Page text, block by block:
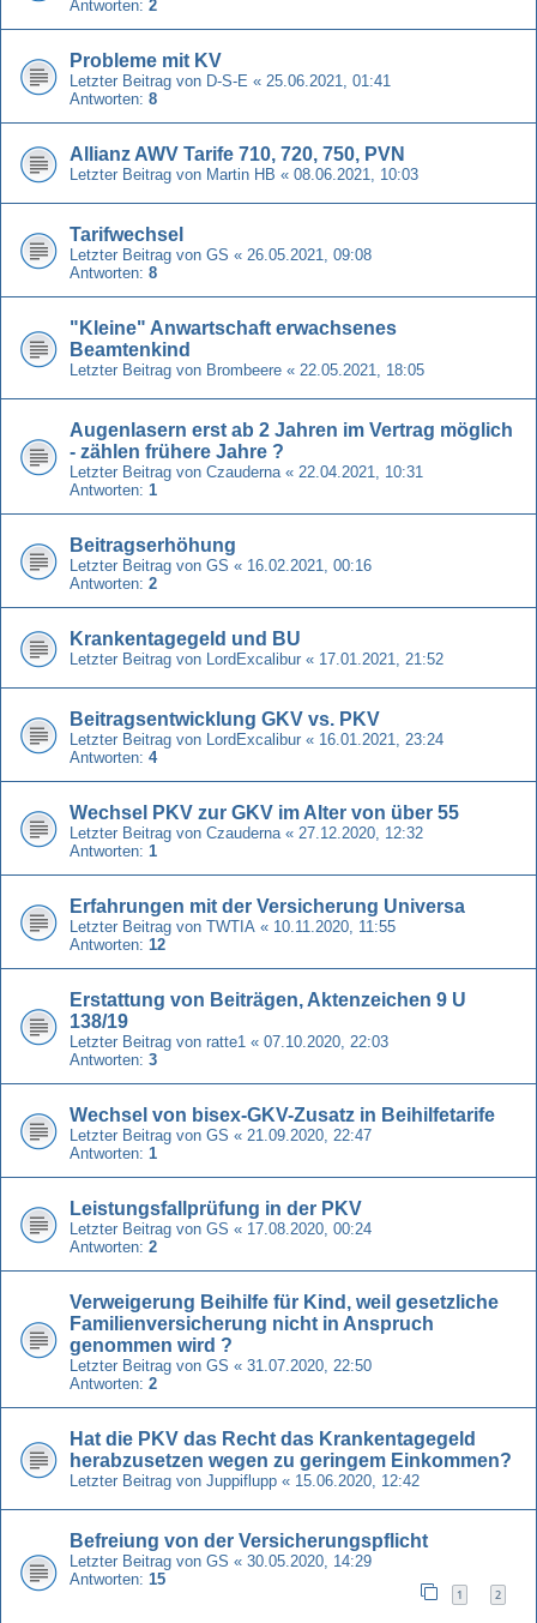
Antworten: 2
Probleme mit KV
Letzter Beitrag von D-S-E « 25.06.2021, 01:41
Antworten: 8
Allianz AWV Tarife 710, 720, 750, PVN
Letzter Beitrag von Martin HB « 08.06.2021, 10:03
Tarifwechsel
Letzter Beitrag von GS « 26.05.2021, 09:08
Antworten: 8
"Kleine" Anwartschaft erwachsenes
Beamtenkind
Letzter Beitrag von Brombeere « 22.05.2021, 18:05
Augenlasern erst ab 2 Jahren im Vertrag möglich
- zählen frühere Jahre ?
Letzter Beitrag von Czauderna « 22.04.2021, 10:31
Antworten: 1
Beitragserhöhung
Letzter Beitrag von GS « 16.02.2021, 00:16
Antworten: 2
Krankentagegeld und BU
Letzter Beitrag von LordExcalibur « 17.01.2021, 21:52
Beitragsentwicklung GKV vs. PKV
Letzter Beitrag von LordExcalibur « 16.01.2021, 23:24
Antworten: 4
Wechsel PKV zur GKV im Alter von über 55
Letzter Beitrag von Czauderna « 27.12.2020, 12:32
Antworten: 1
Erfahrungen mit der Versicherung Universa
Letzter Beitrag von TWTIA « 10.11.2020, 11:55
Antworten: 12
Erstattung von Beiträgen, Aktenzeichen 9 U
138/19
Letzter Beitrag von ratte1 « 07.10.2020, 22:03
Antworten: 3
Wechsel von bisex-GKV-Zusatz in Beihilfetarife
Letzter Beitrag von GS « 21.09.2020, 22:47
Antworten: 1
Leistungsfallprüfung in der PKV
Letzter Beitrag von GS « 17.08.2020, 00:24
Antworten: 2
Verweigerung Beihilfe für Kind, weil gesetzliche
Familienversicherung nicht in Anspruch
genommen wird ?
Letzter Beitrag von GS « 31.07.2020, 22:50
Antworten: 2
Hat die PKV das Recht das Krankentagegeld
herabzusetzen wegen zu geringem Einkommen?
Letzter Beitrag von Juppiflupp « 15.06.2020, 12:42
Befreiung von der Versicherungspflicht
Letzter Beitrag von GS « 30.05.2020, 14:29
Antworten: 15
1 2